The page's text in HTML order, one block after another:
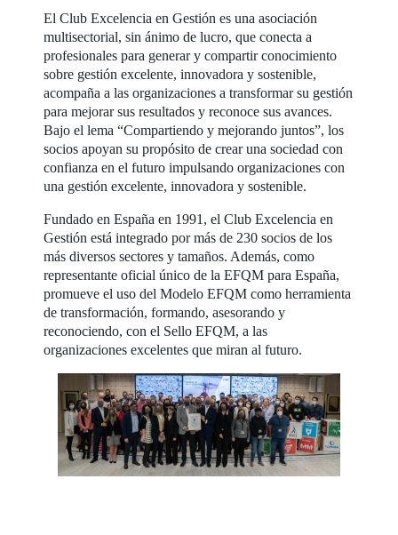
El Club Excelencia en Gestión es una asociación
multisectorial, sin ánimo de lucro, que conecta a
profesionales para generar y compartir conocimiento
sobre gestión excelente, innovadora y sostenible,
acompaña a las organizaciones a transformar su gestión
para mejorar sus resultados y reconoce sus avances.
Bajo el lema “Compartiendo y mejorando juntos”, los
socios apoyan su propósito de crear una sociedad con
confianza en el futuro impulsando organizaciones con
una gestión excelente, innovadora y sostenible.
Fundado en España en 1991, el Club Excelencia en
Gestión está integrado por más de 230 socios de los
más diversos sectores y tamaños. Además, como
representante oficial único de la EFQM para España,
promueve el uso del Modelo EFQM como herramienta
de transformación, formando, asesorando y
reconociendo, con el Sello EFQM, a las
organizaciones excelentes que miran al futuro.